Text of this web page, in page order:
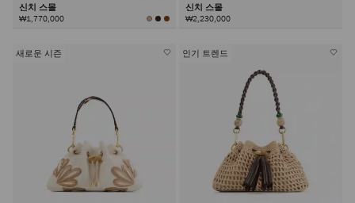
신치 스몰
₩1,770,000
신치 스몰
₩2,230,000
새로운 시즌 인기 트렌드